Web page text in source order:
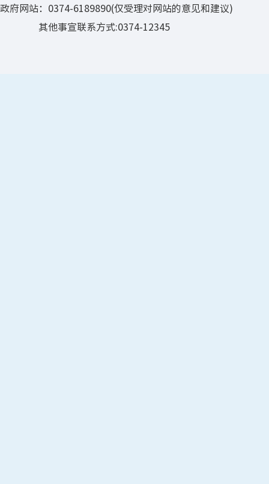
政府网站：0374-6189890(仅受理对网站的意见和建议)
其他事宣联系方式:0374-12345